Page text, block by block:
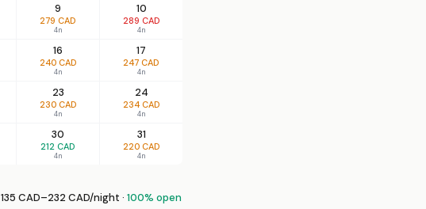
9
279 CAD
4n
10
289 CAD
4n
16
240 CAD
4n
17
247 CAD
4n
23
230 CAD
4n
24
234 CAD
4n
30
212 CAD
4n
31
220 CAD
4n
135 CAD–232 CAD/night · 100% open